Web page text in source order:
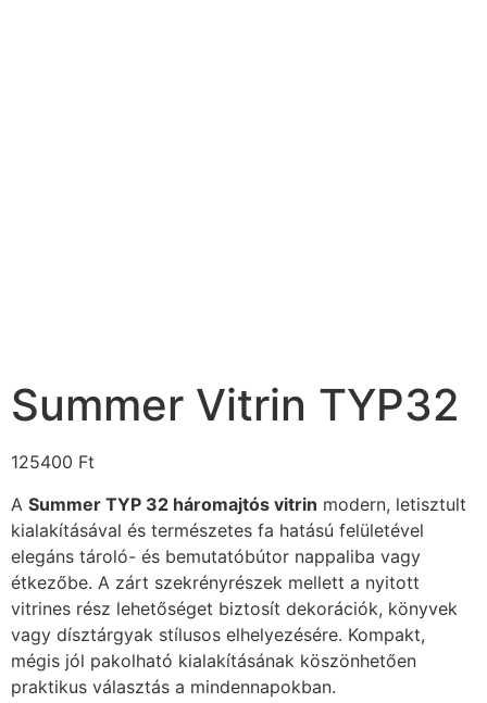
Summer Vitrin TYP32
125400 Ft
A Summer TYP 32 háromajtós vitrin modern, letisztult
kialakításával és természetes fa hatású felületével
elegáns tároló- és bemutatóbútor nappaliba vagy
étkezőbe. A zárt szekrényrészek mellett a nyitott
vitrines rész lehetőséget biztosít dekorációk, könyvek
vagy dísztárgyak stílusos elhelyezésére. Kompakt,
mégis jól pakolható kialakításának köszönhetően
praktikus választás a mindennapokban.